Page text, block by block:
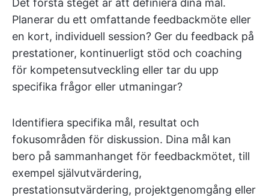
Det första steget är att definiera dina mål.
Planerar du ett omfattande feedbackmöte eller
en kort, individuell session? Ger du feedback på
prestationer, kontinuerligt stöd och coaching
för kompetensutveckling eller tar du upp
specifika frågor eller utmaningar?
Identifiera specifika mål, resultat och
fokusområden för diskussion. Dina mål kan
bero på sammanhanget för feedbackmötet, till
exempel självutvärdering,
prestationsutvärdering, projektgenomgång eller